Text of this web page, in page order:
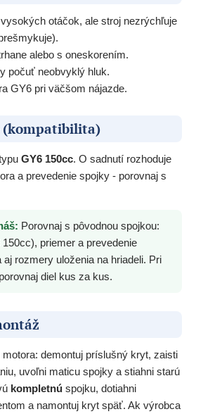
otáčok, ale stroj nezrýchľuje
alebo s oneskorením.
počuť neobvyklý hluk.
GY6 pri väčšom nájazde.
(kompatibilita)
GY6 150cc. O sadnutí rozhoduje
a prevedenie spojky - porovnaj s
Porovnaj s pôvodnou spojkou:
priemer a prevedenie
rozmery uloženia na hriadeli. Pri
diel kus za kus.
motora: demontuj príslušný kryt, zaisti
uvoľni maticu spojky a stiahni starú
kompletnú spojku, dotiahni
a namontuj kryt späť. Ak výrobca